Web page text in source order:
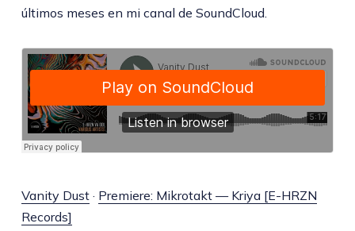
últimos meses en mi canal de SoundCloud.
Vanity Dust· Premiere: Mikrotakt — Kriya [E-HRZN
Records]